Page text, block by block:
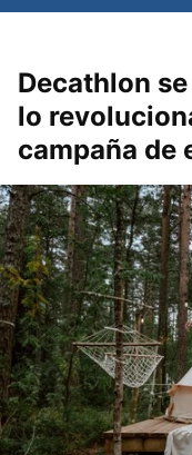
Decathlon
lo
campaña de